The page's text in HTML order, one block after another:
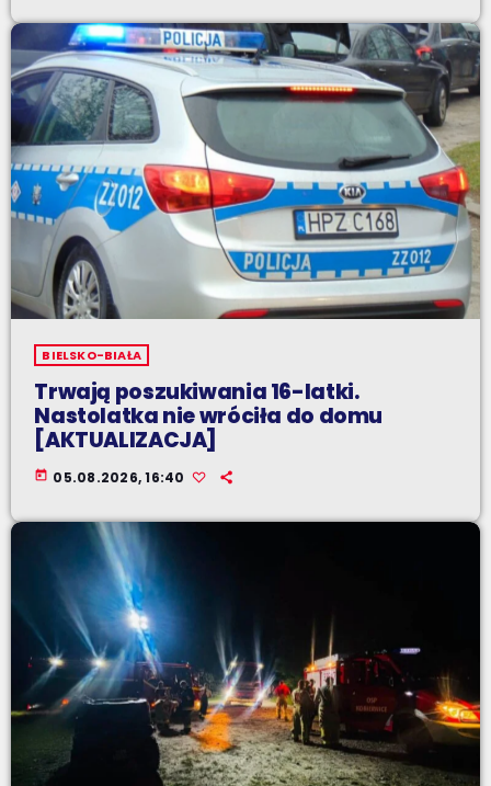
BIELSKO-BIAŁA
Trwają poszukiwania 16-latki.
Nastolatka nie wróciła do domu
[AKTUALIZACJA]
today 05.08.2026, 16:40